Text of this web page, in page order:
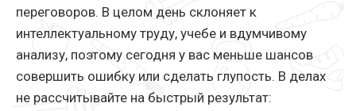
переговоров. В целом день склоняет к
интеллектуальному труду, учебе и вдумчивому
анализу, поэтому сегодня у вас меньше шансов
совершить ошибку или сделать глупость. В делах
не рассчитывайте на быстрый результат: